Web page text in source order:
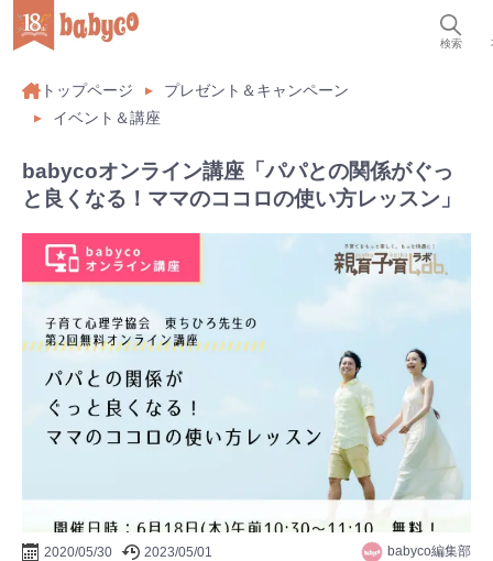
検索
トップページ
プレゼント＆キャンペーン
イベント＆講座
babycoオンライン講座「パパとの関係がぐっ
と良くなる！ママのココロの使い方レッスン」
2020/05/30 2023/05/01 babyco編集部